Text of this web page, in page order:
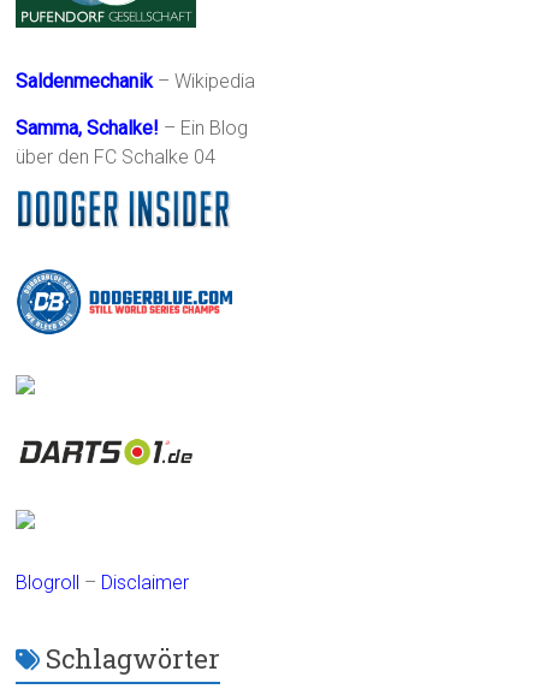
Saldenmechanik– Wikipedia
Samma, Schalke! – Ein Blog
über den FC Schalke 04
Blogroll – Disclaimer
Schlagwörter